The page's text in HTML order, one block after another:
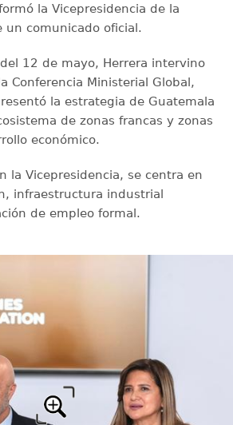
la Vicepresidencia de la
un comunicado oficial.
12 de mayo, Herrera intervino
Conferencia Ministerial Global,
la estrategia de Guatemala
de zonas francas y zonas
económico.
la Vicepresidencia, se centra en
infraestructura industrial
de empleo formal.